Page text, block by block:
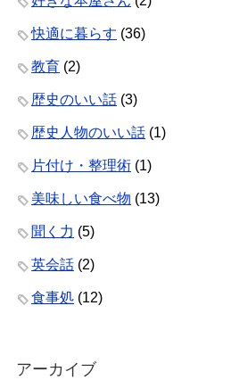
快適に暮らす (36)
教育 (2)
歴史のいい話 (3)
歴史人物のいい話 (1)
片付け・整理術 (1)
美味しい食べ物 (13)
聞く力 (5)
英会話 (2)
食事処 (12)
アーカイブ